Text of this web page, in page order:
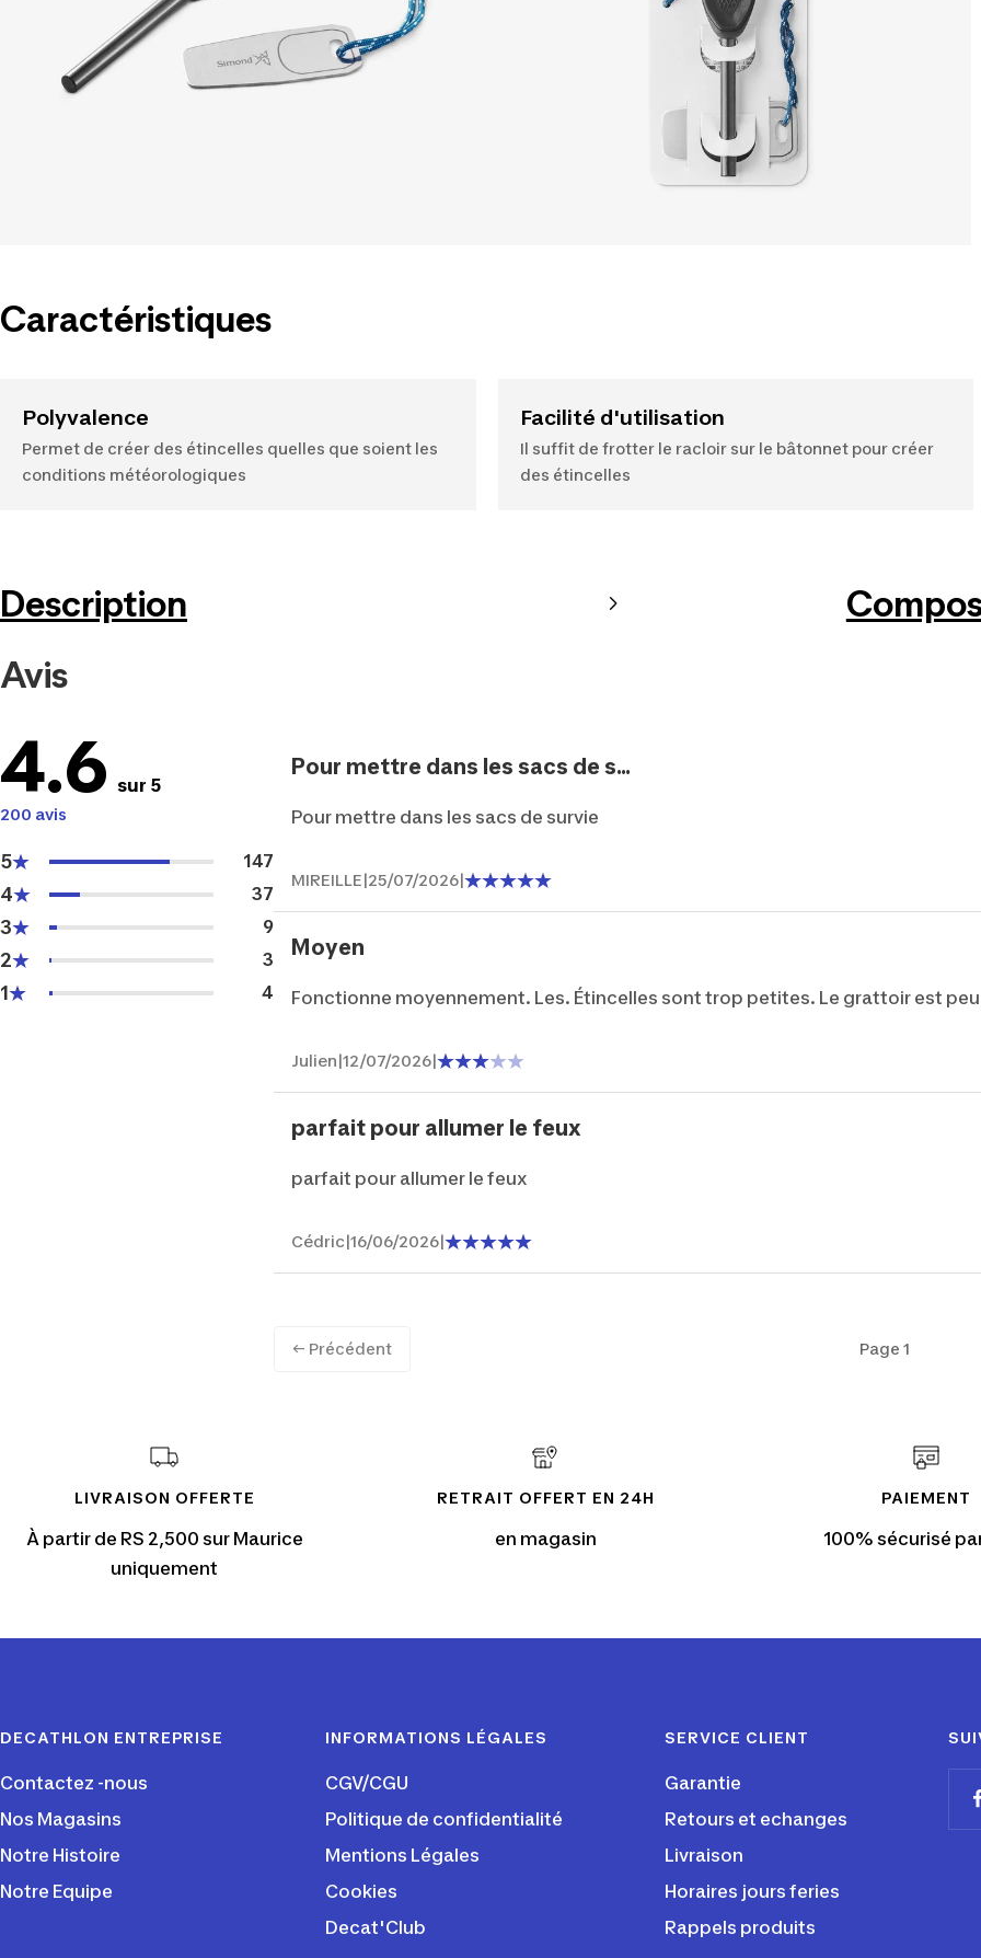
Caractéristiques
Polyvalence
Permet de créer des étincelles quelles que soient les
conditions météorologiques
Facilité d'utilisation
Il suffit de frotter le racloir sur le bâtonnet pour créer
des étincelles
Description
Avis
4.6 sur 5
200 avis
5 147
4 37
3 9
2 3
1 4
Pour mettre dans les sacs de s...
Pour mettre dans les sacs de survie
MIREILLE|25/07/2026|
Moyen
Fonctionne moyennement. Les. Étincelles sont trop petites. Le grattoir est
Julien|12/07/2026|
parfait pour allumer le feux
parfait pour allumer le feux
Cédric|16/06/2026|
← Précédent Page 1
LIVRAISON OFFERTE
À partir de RS 2,500 sur Maurice
uniquement
RETRAIT OFFERT EN 24H
en magasin
PAIEMENT
100% sécurisé
DECATHLON ENTREPRISE
Contactez -nous
Nos Magasins
Notre Histoire
Notre Equipe
INFORMATIONS LÉGALES
CGV/CGU
Politique de confidentialité
Mentions Légales
Cookies
Decat'Club
SERVICE CLIENT
Garantie
Retours et echanges
Livraison
Horaires jours feries
Rappels produits